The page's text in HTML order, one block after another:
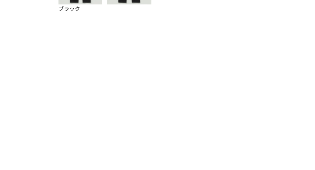
ブラック